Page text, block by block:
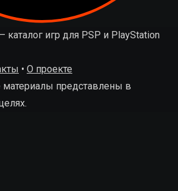
каталог игр для PSP и PlayStation
• О проекте
материалы представлены в